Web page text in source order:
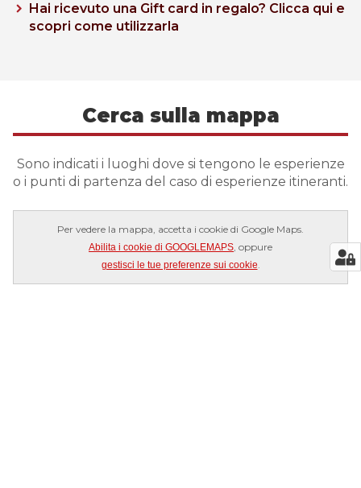
Hai ricevuto una Gift card in regalo? Clicca qui e
scopri come utilizzarla
Cerca sulla mappa
Sono indicati i luoghi dove si tengono le esperienze
o i punti di partenza del caso di esperienze itineranti.
Per vedere la mappa, accetta i cookie di Google Maps.
Abilita i cookie di GOOGLEMAPS , oppure
gestisci le tue preferenze sui cookie